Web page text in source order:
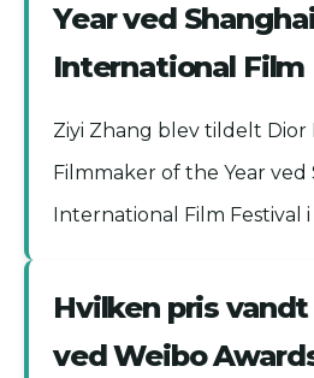
Year ved
International Film
Ziyi Zhang blev tildelt Dior
Filmmaker of the Year ved
International Film Festival i
Hvilken pris
ved Weibo